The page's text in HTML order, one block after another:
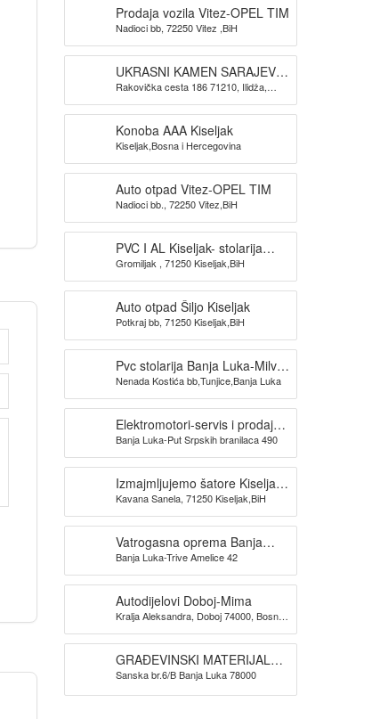
Prodaja vozila Vitez-OPEL TIM
Nadioci bb, 72250 Vitez ,BiH
UKRASNI KAMEN SARAJEVO-
KAMEN DIZAJN SARAJEVO
Rakovička cesta 186 71210, Ilidža,
Konoba AAA Kiseljak
Kiseljak,Bosna i Hercegovina
Auto otpad Vitez-OPEL TIM
Nadioci bb., 72250 Vitez,BiH
PVC I AL Kiseljak- stolarija
BAUPLAST
Gromiljak , 71250 Kiseljak,BiH
Auto otpad Šiljo Kiseljak
Potkraj bb, 71250 Kiseljak,BiH
Pvc stolarija Banja Luka-Milva
doo
Nenada Kostića bb,Tunjice,Banja Luka
Elektromotori-servis i prodaja
TRIDAK ELEKTRO
Banja Luka-Put Srpskih branilaca 490
Izmajmljujemo šatore Kiseljak-
KAVANA SANELA
Kavana Sanela, 71250 Kiseljak,BiH
Vatrogasna oprema Banja
Luka -SPAS doo
Banja Luka-Trive Amelice 42
Autodijelovi Doboj-Mima
Kralja Aleksandra, Doboj 74000, Bosna i
GRAĐEVINSKI MATERIJAL
BANJA LUKA TIM PROMET
DOO
Sanska br.6/B Banja Luka 78000